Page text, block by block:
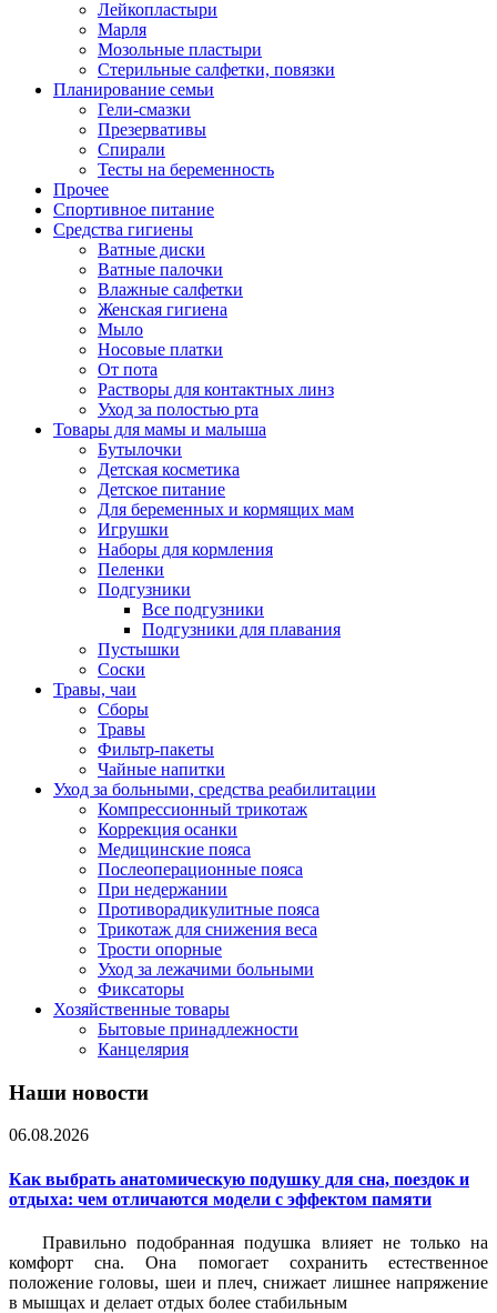
Лейкопластыри
Марля
Мозольные пластыри
Стерильные салфетки, повязки
Планирование семьи
Гели-смазки
Презервативы
Спирали
Тесты на беременность
Прочее
Спортивное питание
Средства гигиены
Ватные диски
Ватные палочки
Влажные салфетки
Женская гигиена
Мыло
Носовые платки
От пота
Растворы для контактных линз
Уход за полостью рта
Товары для мамы и малыша
Бутылочки
Детская косметика
Детское питание
Для беременных и кормящих мам
Игрушки
Наборы для кормления
Пеленки
Подгузники
Все подгузники
Подгузники для плавания
Пустышки
Соски
Травы, чаи
Сборы
Травы
Фильтр-пакеты
Чайные напитки
Уход за больными, средства реабилитации
Компрессионный трикотаж
Коррекция осанки
Медицинские пояса
Послеоперационные пояса
При недержании
Противорадикулитные пояса
Трикотаж для снижения веса
Трости опорные
Уход за лежачими больными
Фиксаторы
Хозяйственные товары
Бытовые принадлежности
Канцелярия
Наши новости
06.08.2026
Как выбрать анатомическую подушку для сна, поездок и
отдыха: чем отличаются модели с эффектом памяти
Правильно подобранная подушка влияет не только на
комфорт сна. Она помогает сохранить естественное
положение головы, шеи и плеч, снижает лишнее напряжение
в мышцах и делает отдых более стабильным